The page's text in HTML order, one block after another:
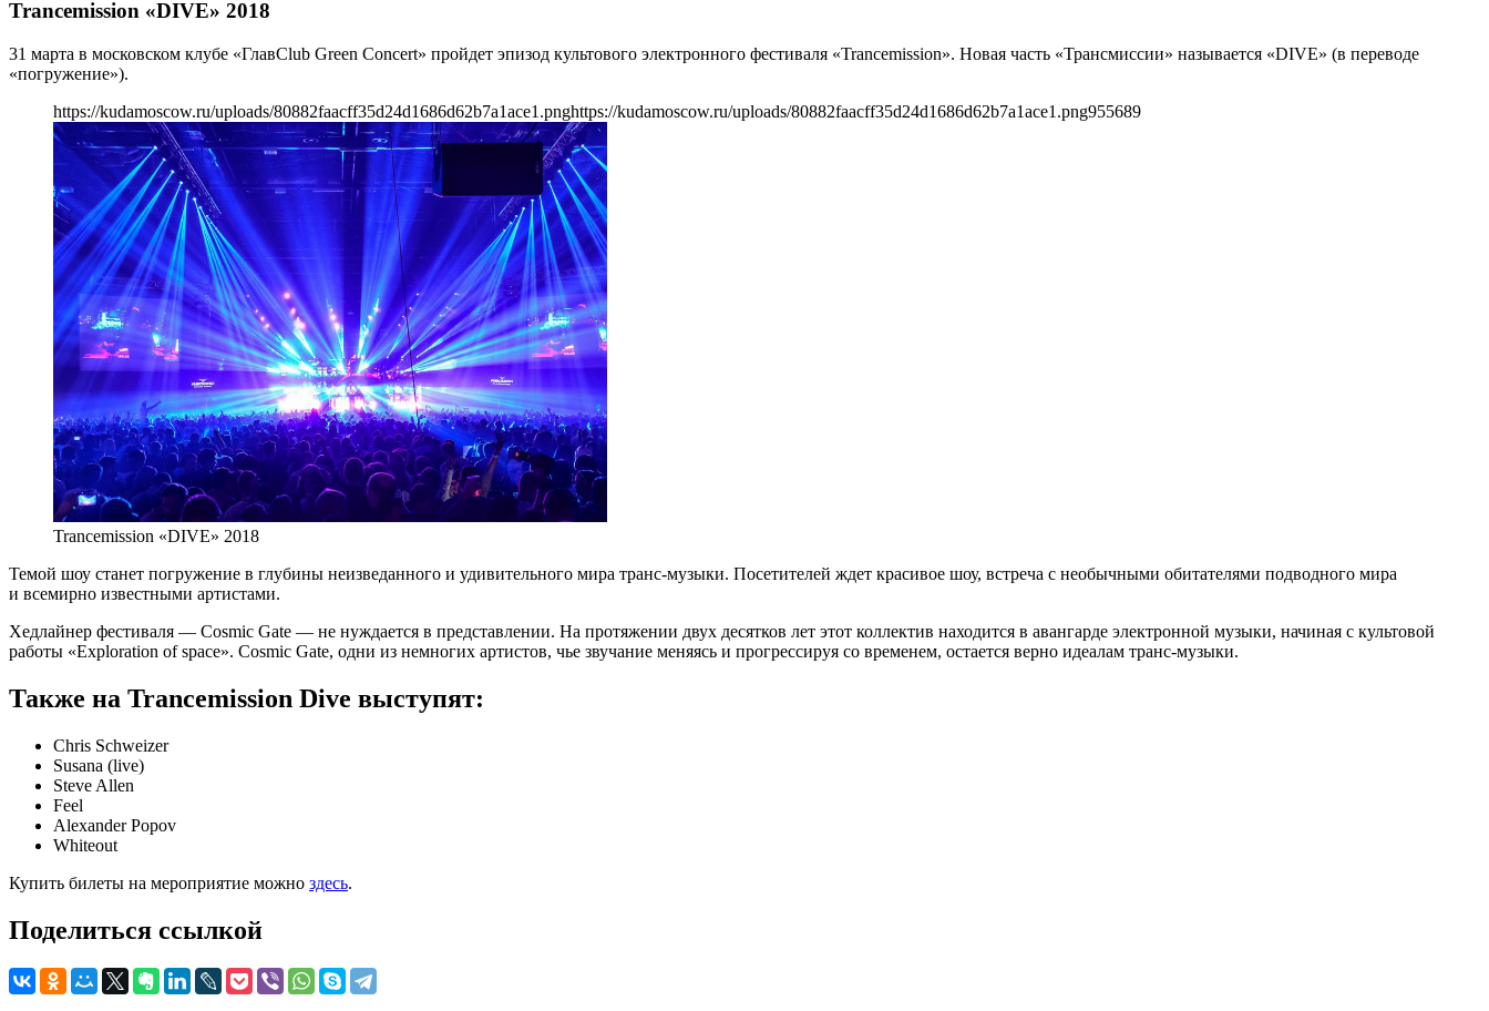
Trancemission «DIVE» 2018
31 марта в московском клубе «ГлавClub Green Concert» пройдет эпизод культового электронного фестиваля «Trancemission». Новая часть «Трансмиссии» называется «DIVE» (в переводе
«погружение»).
https://kudamoscow.ru/uploads/80882faacff35d24d1686d62b7a1ace1.pnghttps://kudamoscow.ru/uploads/80882faacff35d24d1686d62b7a1ace1.png955689
Trancemission «DIVE» 2018
Темой шоу станет погружение в глубины неизведанного и удивительного мира транс-музыки. Посетителей ждет красивое шоу, встреча с необычными обитателями подводного мира
и всемирно известными артистами.
Хедлайнер фестиваля — Cosmic Gate — не нуждается в представлении. На протяжении двух десятков лет этот коллектив находится в авангарде электронной музыки, начиная с культовой
работы «Exploration of space». Cosmic Gate, одни из немногих артистов, чье звучание меняясь и прогрессируя со временем, остается верно идеалам транс-музыки.
Также на Trancemission Dive выступят:
Chris Schweizer
Susana (live)
Steve Allen
Feel
Alexander Popov
Whiteout
Купить билеты на мероприятие можно здесь.
Поделиться ссылкой